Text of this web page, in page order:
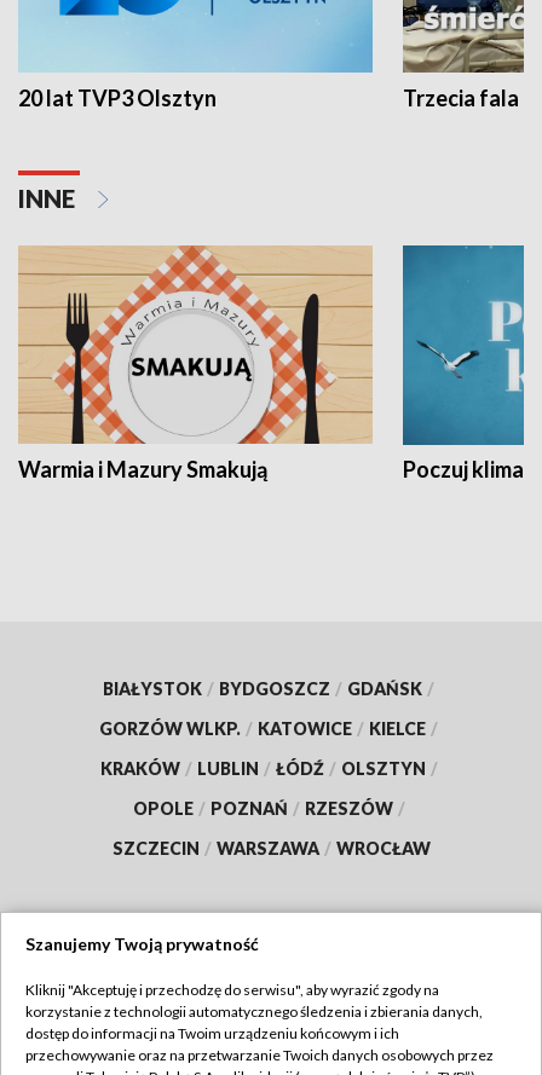
20 lat TVP3 Olsztyn Trzecia fala -
INNE
Warmia i Mazury Smakują Poczuj klimat
BIAŁYSTOK / BYDGOSZCZ / GDAŃSK /
GORZÓW WLKP. / KATOWICE / KIELCE /
KRAKÓW / LUBLIN / ŁÓDŹ / OLSZTYN /
OPOLE / POZNAŃ / RZESZÓW /
SZCZECIN / WARSZAWA / WROCŁAW
TVP
Abonament TVP
Regulamin TVP
Szanujemy Twoją prywatność
Kliknij "Akceptuję i przechodzę do serwisu", aby wyrazić zgody na
korzystanie z technologii automatycznego śledzenia i zbierania danych,
dostęp do informacji na Twoim urządzeniu końcowym i ich
przechowywanie oraz na przetwarzanie Twoich danych osobowych przez